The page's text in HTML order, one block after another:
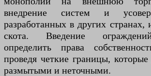
внедрение систем и
разработанных в других странах,
скота. Введение
определить права
проведя четкие границы,
размытыми и неточными.